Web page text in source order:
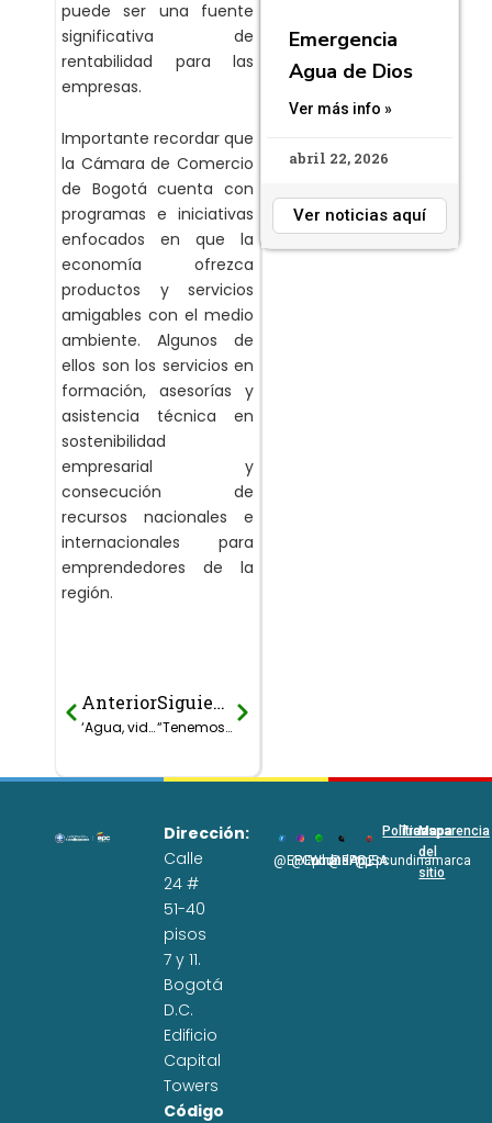
puede ser una fuente
significativa de
rentabilidad para las
empresas.
Importante recordar que
la Cámara de Comercio
de Bogotá cuenta con
programas e iniciativas
enfocados en que la
economía ofrezca
productos y servicios
amigables con el medio
ambiente. Algunos de
ellos son los servicios en
formación, asesorías y
asistencia técnica en
sostenibilidad
empresarial y
consecución de
recursos nacionales e
internacionales para
emprendedores de la
región.
Prev
Anterior
‘Agua, vida y Saber’, continúa garantizando agua potable para las escuelas rurales en Cundinamarca
Siguiente
“Tenemos una agenda regional y estamos listos para trabajar”, aseguró el gobernador Jorge Rey en el Congreso de Andesco
Next
Emergencia
Agua de Dios
Ver más info »
abril 22, 2026
Ver noticias aquí
Dirección:
Calle
24 #
51-40
pisos
7 y 11.
Bogotá
D.C.
Edificio
Capital
Towers
Código
@EPCundi
@Epcundi
WhatsApp
@EPC_SA
@Epcundinamarca
Políticas
Transparencia
Mapa
del
sitio